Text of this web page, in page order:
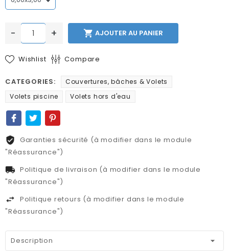
- +  AJOUTER AU PANIER
Wishlist Compare
CATEGORIES:
Couvertures, bâches & Volets
Volets piscine
Volets hors d'eau
Garanties sécurité (à modifier dans le module
"Réassurance")
Politique de livraison (à modifier dans le module
"Réassurance")
Politique retours (à modifier dans le module
"Réassurance")
Description